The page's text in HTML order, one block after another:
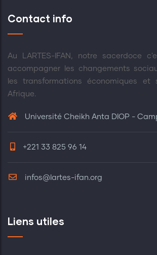
Contact info
Au LARTES-IFAN, notre sacerdoce
accompagner les changements
les transformations économiques et
Afrique.
Université Cheikh Anta DIOP -
+221 33 825 96 14
infos@lartes-ifan.org
Liens utiles